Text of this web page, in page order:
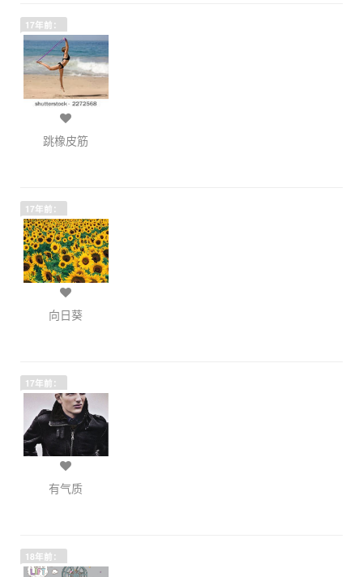
17年前：
跳橡皮筋
17年前：
向日葵
17年前：
有气质
18年前：